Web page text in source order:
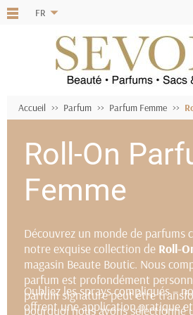
FR
Accueil Parfum Parfum Femme
Roll-On
Femme
Découvrez un monde de parfums
notre exquise collection de Roll-
magasin Beaute Boutic. Nous
parfum est profondément
parfum signature peut être
pourquoi nous avons sélectionné
Oubliez les sprays compliqués –
offrent une application pratique